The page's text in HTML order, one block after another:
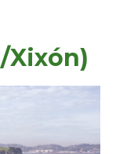
Xixón)